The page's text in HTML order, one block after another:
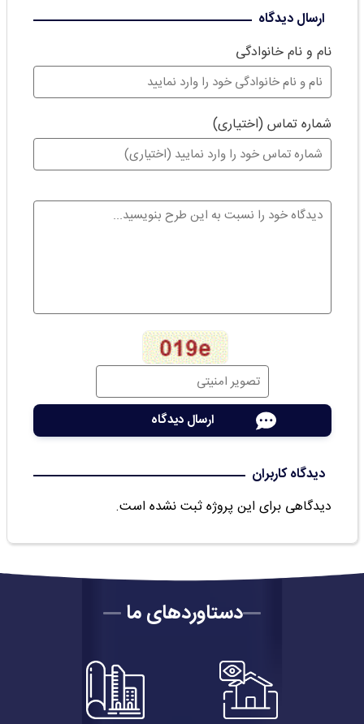
ارسال دیدگاه
نام و نام خانوادگی
شماره تماس (اختیاری)
دیدگاه کاربران
دیدگاهی برای این پروژه ثبت نشده است.
دستاوردهای ما